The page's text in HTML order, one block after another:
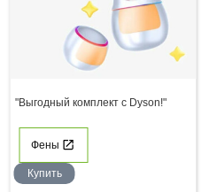
"Выгодный комплект с Dyson!"
Фены
Купить